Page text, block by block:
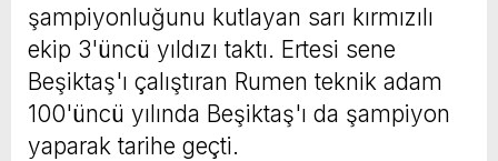
şampiyonluğunu kutlayan sarı kırmızılı
ekip 3'üncü yıldızı taktı. Ertesi sene
Beşiktaş'ı çalıştıran Rumen teknik adam
100'üncü yılında Beşiktaş'ı da şampiyon
yaparak tarihe geçti.